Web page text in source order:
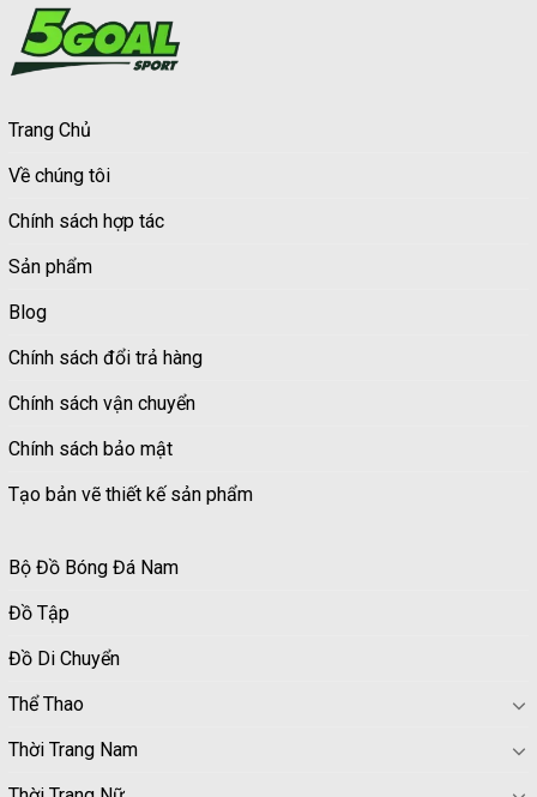
Trang Chủ
Về chúng tôi
Chính sách hợp tác
Sản phẩm
Blog
Chính sách đổi trả hàng
Chính sách vận chuyển
Chính sách bảo mật
Tạo bản vẽ thiết kế sản phẩm
Bộ Đồ Bóng Đá Nam
Đồ Tập
Đồ Di Chuyển
Thể Thao
Thời Trang Nam